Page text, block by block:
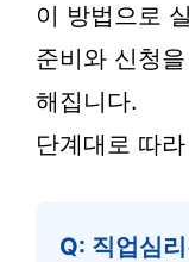
이 방법으로
준비와 신청
해집니다.
단계대로 따
Q: 직업심